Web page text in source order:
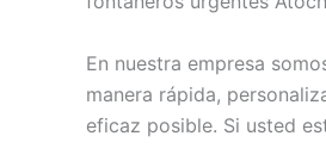
En nuestra empresa
manera rápida,
eficaz posible. Si usted